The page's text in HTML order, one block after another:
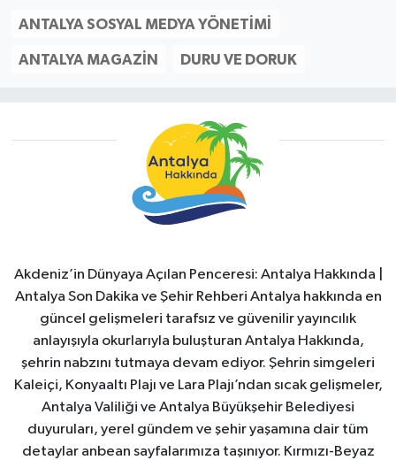
ANTALYA SOSYAL MEDYA YÖNETIMI
ANTALYA MAGAZIN DURU VE DORUK
Akdeniz’in Dünyaya Açılan Penceresi: Antalya Hakkında |
Antalya Son Dakika ve Şehir Rehberi Antalya hakkında en
güncel gelişmeleri tarafsız ve güvenilir yayıncılık
anlayışıyla okurlarıyla buluşturan Antalya Hakkında,
şehrin nabzını tutmaya devam ediyor. Şehrin simgeleri
Kaleiçi, Konyaaltı Plajı ve Lara Plajı’ndan sıcak gelişmeler,
Antalya Valiliği ve Antalya Büyükşehir Belediyesi
duyuruları, yerel gündem ve şehir yaşamına dair tüm
detaylar anbean sayfalarımıza taşınıyor. Kırmızı-Beyaz